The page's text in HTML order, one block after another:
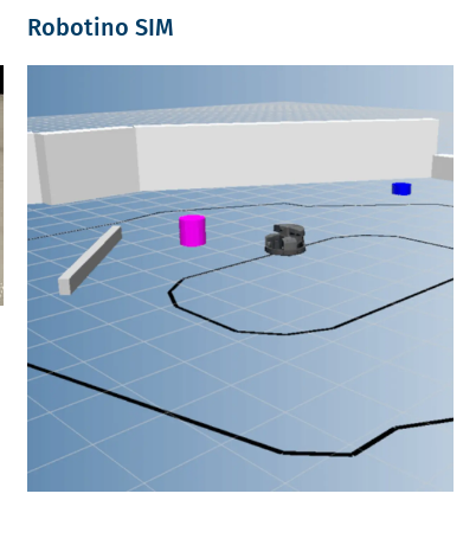
Robotino SIM